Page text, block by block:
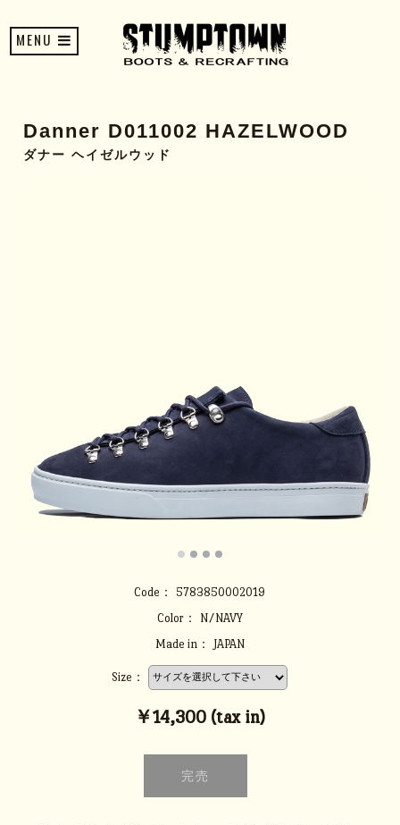
MENU
Danner D011002 HAZELWOOD
ダナー ヘイゼルウッド
Code：
5783850002019
Color：
N/NAVY
Made in：
JAPAN
Size：
￥14,300 (tax in)